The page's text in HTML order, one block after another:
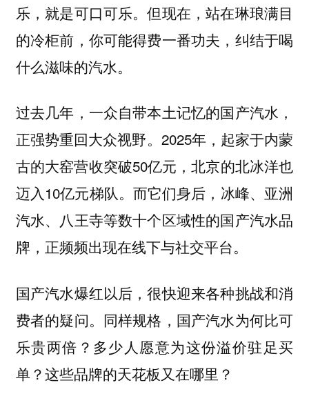
乐，就是可口可乐。但现在，站在琳琅满目
的冷柜前，你可能得费一番功夫，纠结于喝
什么滋味的汽水。
过去几年，一众自带本土记忆的国产汽水，
正强势重回大众视野。2025年，起家于内蒙
古的大窑营收突破50亿元，北京的北冰洋也
迈入10亿元梯队。而它们身后，冰峰、亚洲
汽水、八王寺等数十个区域性的国产汽水品
牌，正频频出现在线下与社交平台。
国产汽水爆红以后，很快迎来各种挑战和消
费者的疑问。同样规格，国产汽水为何比可
乐贵两倍？多少人愿意为这份溢价驻足买
单？这些品牌的天花板又在哪里？